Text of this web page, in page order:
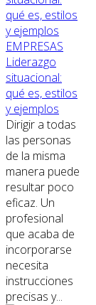
EMPRESAS
Liderazgo
situacional:
qué es, estilos
y ejemplos
Dirigir a todas
las personas
de la misma
manera puede
resultar poco
eficaz. Un
profesional
que acaba de
incorporarse
necesita
instrucciones
precisas y...